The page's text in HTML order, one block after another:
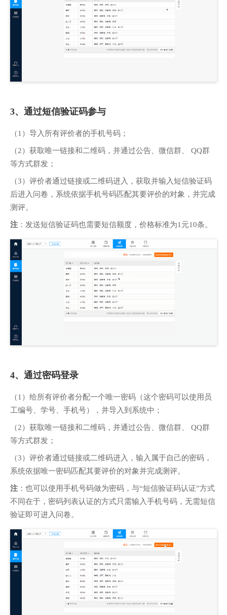
3、通过短信验证码参与
（1）导入所有评价者的手机号码；
（2）获取唯一链接和二维码，并通过公告、微信群、 QQ群
等方式群发；
（3）评价者通过链接或二维码进入，获取并输入短信验证码
后进入问卷，系统依据手机号码匹配其要评价的对象，并完成
测评。
注 ：发送短信验证码也需要短信额度，价格标准为1元10条。
4、通过密码登录
（1）给所有评价者分配一个唯一密码（这个密码可以使用员
工编号、学号、手机号），并导入到系统中；
（2）获取唯一链接和二维码，并通过公告、微信群、 QQ群
等方式群发；
（3）评价者通过链接或二维码进入，输入属于自己的密码，
系统依据唯一密码匹配其要评价的对象并完成测评。
注 ：也可以使用手机号码做为密码，与“短信验证码认证”方式
不同在于，密码列表认证的方式只需输入手机号码，无需短信
验证即可进入问卷。